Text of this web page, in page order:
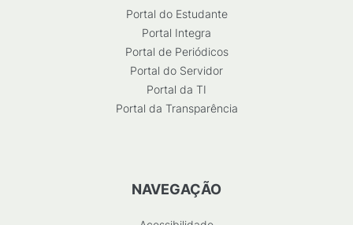
Portal do Estudante
Portal Integra
Portal de Periódicos
Portal do Servidor
Portal da TI
Portal da Transparência
NAVEGAÇÃO